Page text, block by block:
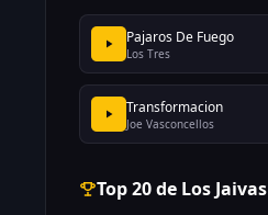
Pajaros De Fuego
Los Tres
Transformacion
Joe Vasconcellos
Top 20 de Los Jaivas